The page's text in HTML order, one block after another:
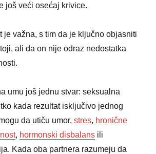
još veći osećaj krivice.
je važna, s tim da je ključno objasniti
ali da on nije odraz nedostatka
umu još jednu stvar: seksualna
kada rezultat isključivo jednog
da utiču umor,stres, hronične
, hormonski disbalans ili
Kada oba partnera razumeju da